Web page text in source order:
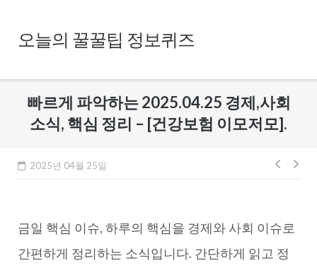
content오늘의 꿀꿀팁 정보퀴즈
빠르게 파악하는 2025.04.25 경제,사회
소식, 핵심 정리 – [건강보험 이모저모].
2025년 04월 25일
글
게
이
금일 핵심 이슈, 하루의 핵심을 경제와 사회 이슈로
간편하게 정리하는 소식입니다. 간단하게 읽고 정